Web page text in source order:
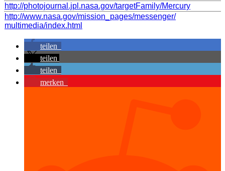
http://photojournal.jpl.nasa.gov/targetFamily/Mercury
http://www.nasa.gov/mission_pages/messenger/
multimedia/index.html
teilen
teilen
teilen
merken